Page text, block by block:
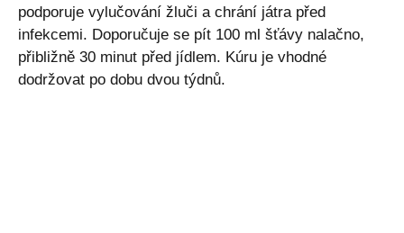
podporuje vylučování žluči a chrání játra před
infekcemi. Doporučuje se pít 100 ml šťávy nalačno,
přibližně 30 minut před jídlem. Kúru je vhodné
dodržovat po dobu dvou týdnů.